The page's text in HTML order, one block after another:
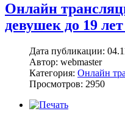
Онлайн
девушек до 19 лет
Дата публикации:
Автор: webmaster
Категория: Онлайн
Просмотров: 2950